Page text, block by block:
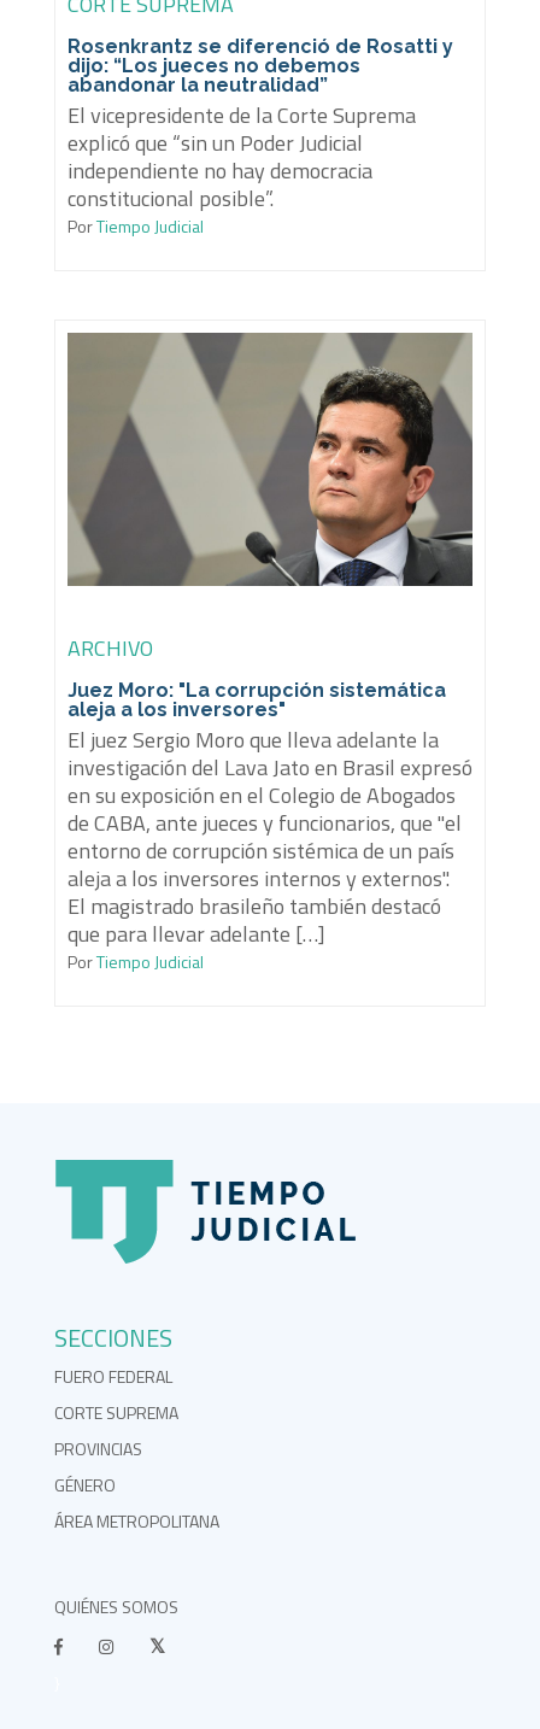
Rosenkrantz se diferenció de Rosatti y
dijo: “Los jueces no debemos
abandonar la neutralidad”
El vicepresidente de la Corte Suprema
explicó que “sin un Poder Judicial
independiente no hay democracia
constitucional posible”.
PorTiempo Judicial
ARCHIVO
Juez Moro: "La corrupción sistemática
aleja a los inversores"
El juez Sergio Moro que lleva adelante la
investigación del Lava Jato en Brasil expresó
en su exposición en el Colegio de Abogados
de CABA, ante jueces y funcionarios, que "el
entorno de corrupción sistémica de un país
aleja a los inversores internos y externos".
El magistrado brasileño también destacó
que para llevar adelante […]
PorTiempo Judicial
SECCIONES
FUERO FEDERAL
CORTE SUPREMA
PROVINCIAS
GÉNERO
ÁREA METROPOLITANA
QUIÉNES SOMOS